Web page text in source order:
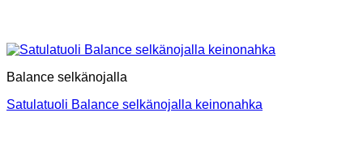
Balance selkänojalla
Satulatuoli Balance selkänojalla keinonahka